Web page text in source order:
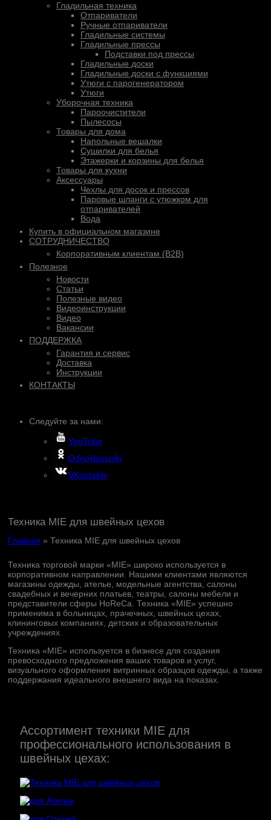
Гладильная техника
Отпариватели
Ручные отпариватели
Гладильные системы
Гладильные прессы
Подставки под прессы
Гладильные доски
Гладильные доски с функциями
Утюги с парогенератором
Утюги
Уборочная техника
Пароочистители
Пылесосы
Товары для дома
Напольные вешалки
Сушилки для белья
Этажерки и корзины для белья
Товары для кухни
Аксессуары
Чехлы для досок и прессов
Паровые шланги с утюжком для
отпаривателей
Вода
Купить в официальном магазине
СОТРУДНИЧЕСТВО
Корпоративным клиентам (B2B)
Полезное
Новости
Статьи
Полезные видео
Видеоинструкции
Видео
Вакансии
ПОДДЕРЖКА
Гарантия и сервис
Доставка
Инструкции
КОНТАКТЫ
Следуйте за нами:
YouTube
Odnoklassniki
VKontakte
Техника MIE для швейных цехов
Главная » Техника MIE для швейных цехов
Техника торговой марки «MIE» широко используется в
корпоративном направлении. Нашими клиентами являются
магазины одежды, ателье, модельные агентства, салоны
свадебных и вечерних платьев, театры, салоны мебели и
представители сферы HoReCa. Техника «MIE» успешно
применима в больницах, прачечных, швейных цехах,
клининговых компаниях, детских и образовательных
учреждениях.
Техника «MIE» используется в бизнесе для создания
превосходного предложения ваших товаров и услуг,
визуального оформления витринных образцов одежды, а также
поддержания идеального внешнего вида на показах.
Ассортимент техники MIE для
профессионального использования в
швейных цехах: